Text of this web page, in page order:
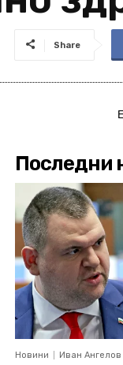
Share
Последни
Новини Иван Ангелов